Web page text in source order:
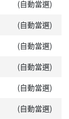
(自動當選)
(自動當選)
(自動當選)
(自動當選)
(自動當選)
(自動當選)